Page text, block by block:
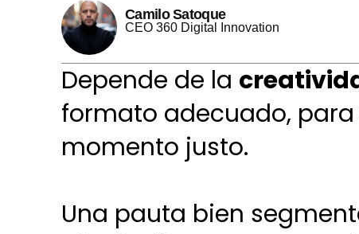
Camilo Satoque
CEO 360 Digital Innovation
Depende de la
formato adecuado,
momento justo.
Una pauta bien